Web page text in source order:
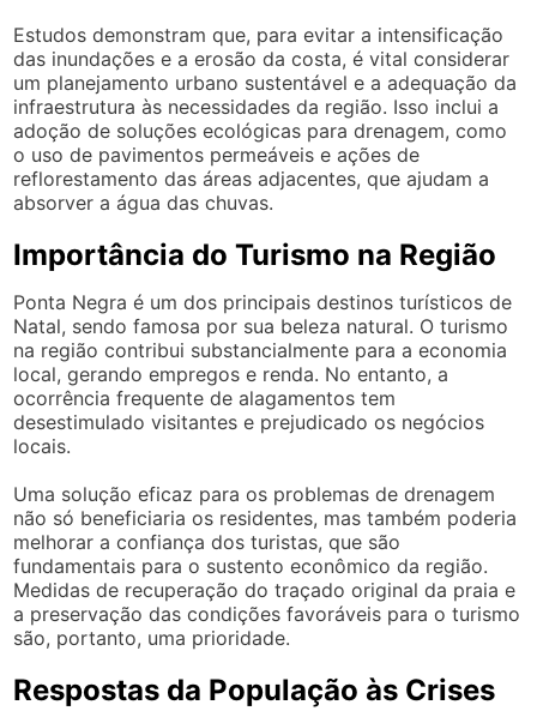
Estudos demonstram que, para evitar a intensificação
das inundações e a erosão da costa, é vital considerar
um planejamento urbano sustentável e a adequação da
infraestrutura às necessidades da região. Isso inclui a
adoção de soluções ecológicas para drenagem, como
o uso de pavimentos permeáveis e ações de
reflorestamento das áreas adjacentes, que ajudam a
absorver a água das chuvas.
Importância do Turismo na Região
Ponta Negra é um dos principais destinos turísticos de
Natal, sendo famosa por sua beleza natural. O turismo
na região contribui substancialmente para a economia
local, gerando empregos e renda. No entanto, a
ocorrência frequente de alagamentos tem
desestimulado visitantes e prejudicado os negócios
locais.
Uma solução eficaz para os problemas de drenagem
não só beneficiaria os residentes, mas também poderia
melhorar a confiança dos turistas, que são
fundamentais para o sustento econômico da região.
Medidas de recuperação do traçado original da praia e
a preservação das condições favoráveis para o turismo
são, portanto, uma prioridade.
Respostas da População às Crises